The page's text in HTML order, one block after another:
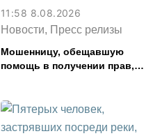
11:58 8.08.2026
Новости, Пресс релизы
Мошенницу, обещавшую
помощь в получении прав,